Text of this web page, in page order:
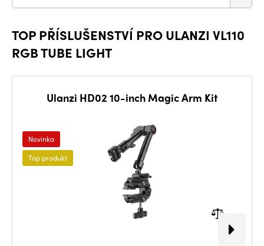
TOP PŘÍSLUŠENSTVÍ PRO ULANZI VL110
RGB TUBE LIGHT
Ulanzi HD02 10-inch Magic Arm Kit
Novinka
Top produkt